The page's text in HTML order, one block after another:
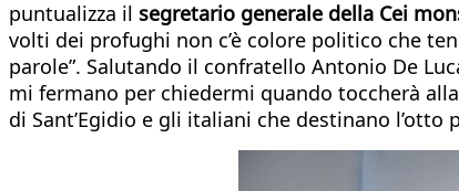
puntualizza il segretario generale della Cei
volti dei profughi non c’è colore politico che
parole”. Salutando il confratello Antonio De
mi fermano per chiedermi quando toccherà
di Sant’Egidio e gli italiani che destinano